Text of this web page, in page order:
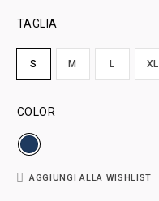
TAGLIA
S M L XL
COLOR
AGGIUNGI ALLA WISHLIST